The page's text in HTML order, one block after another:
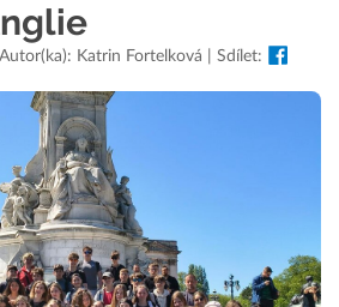
Katrin Fortelková | Sdílet: